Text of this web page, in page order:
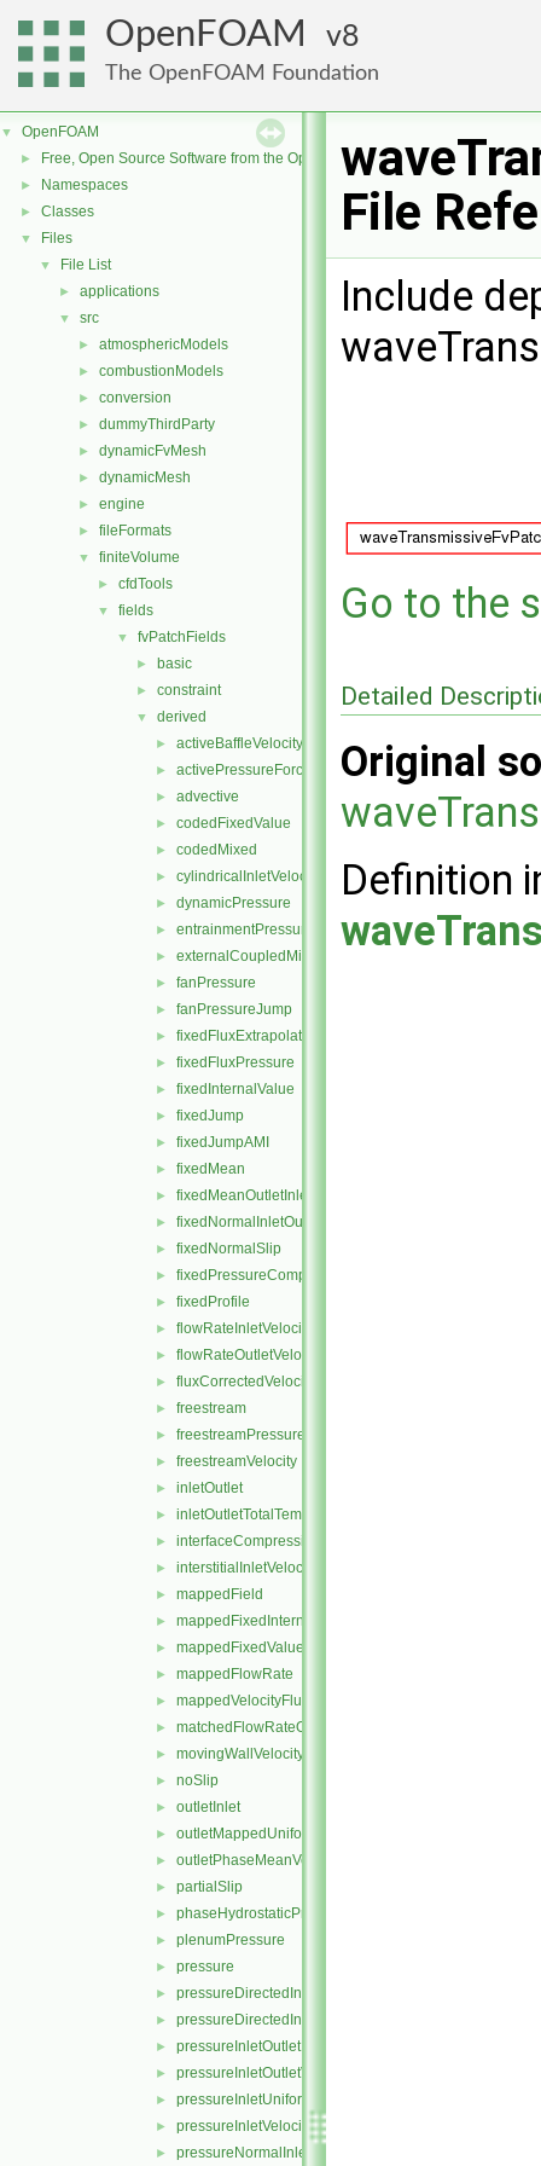
OpenFOAM 8
The OpenFOAM Foundation
▼ OpenFOAM
► Free, Open Source Software from the OpenFOAM Foundation
► Namespaces
► Classes
▼ Files
▼ File List
► applications
▼ src
► atmosphericModels
► combustionModels
► conversion
► dummyThirdParty
► dynamicFvMesh
► dynamicMesh
► engine
► fileFormats
▼ finiteVolume
► cfdTools
▼ fields
▼ fvPatchFields
► basic
► constraint
▼ derived
► activeBaffleVelocity
► activePressureForceBaffleVelocity
► advective
► codedFixedValue
► codedMixed
► cylindricalInletVelocity
► dynamicPressure
► entrainmentPressure
► externalCoupledMixed
► fanPressure
► fanPressureJump
► fixedFluxExtrapolatedPressure
► fixedFluxPressure
► fixedInternalValue
► fixedJump
► fixedJumpAMI
► fixedMean
► fixedMeanOutletInlet
► fixedNormalInletOutletVelocity
► fixedNormalSlip
► fixedPressureCompressibleDensity
► fixedProfile
► flowRateInletVelocity
► flowRateOutletVelocity
► fluxCorrectedVelocity
► freestream
► freestreamPressure
► freestreamVelocity
► inletOutlet
► inletOutletTotalTemperature
► interfaceCompression
► interstitialInletVelocity
► mappedField
► mappedFixedInternalValue
► mappedFixedValue
► mappedFlowRate
► mappedVelocityFluxFixedValue
► matchedFlowRateOutletVelocity
► movingWallVelocity
► noSlip
► outletInlet
► outletMappedUniformInlet
► outletPhaseMeanVelocity
► partialSlip
► phaseHydrostaticPressure
► plenumPressure
► pressure
► pressureDirectedInletOutletVelocity
► pressureDirectedInletVelocity
► pressureInletOutletParSlipVelocity
► pressureInletOutletVelocity
► pressureInletUniformVelocity
► pressureInletVelocity
► pressureNormalInletOutletVelocity
File
Include
Go to the
Detailed
Original
Definition